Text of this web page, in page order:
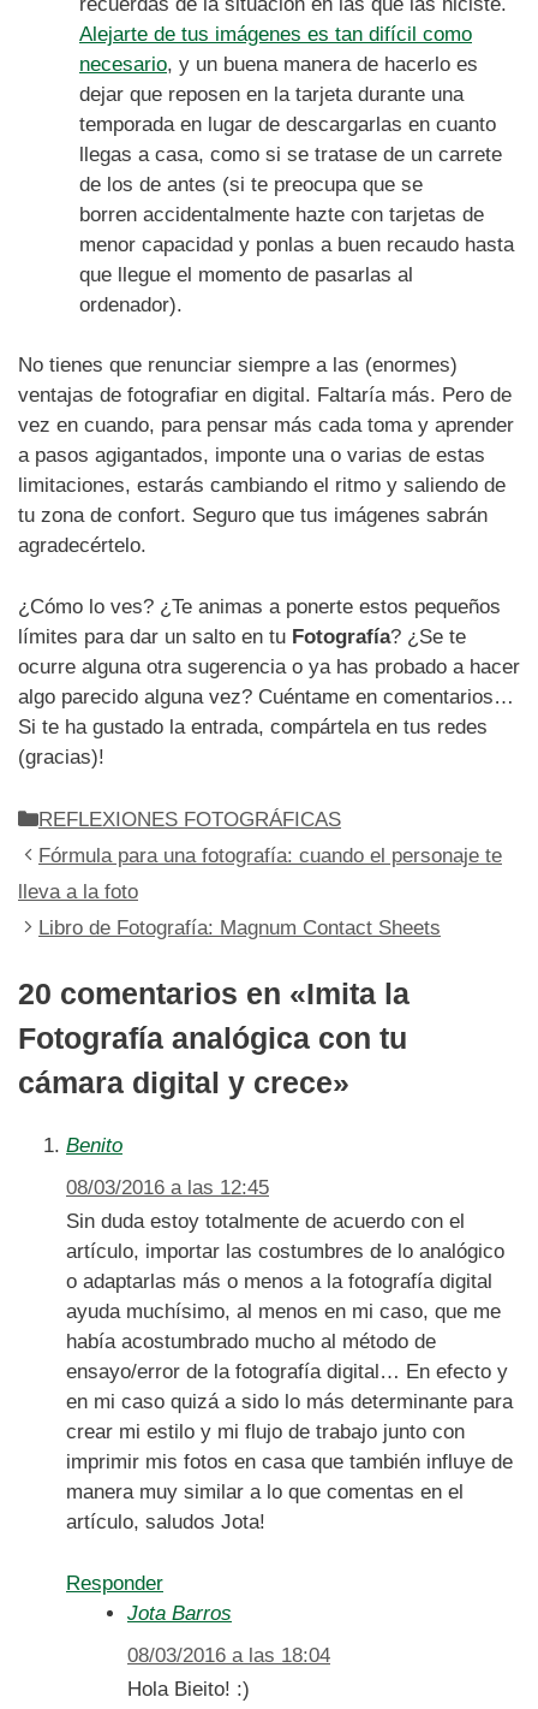
Alejarte de tus imágenes es tan difícil como
necesario, y un buena manera de hacerlo es
dejar que reposen en la tarjeta durante una
temporada en lugar de descargarlas en cuanto
llegas a casa, como si se tratase de un carrete
de los de antes (si te preocupa que se
borren accidentalmente hazte con tarjetas de
menor capacidad y ponlas a buen recaudo hasta
que llegue el momento de pasarlas al
ordenador).
No tienes que renunciar siempre a las (enormes)
ventajas de fotografiar en digital. Faltaría más. Pero de
vez en cuando, para pensar más cada toma y aprender
a pasos agigantados, imponte una o varias de estas
limitaciones, estarás cambiando el ritmo y saliendo de
tu zona de confort. Seguro que tus imágenes sabrán
agradecértelo.
¿Cómo lo ves? ¿Te animas a ponerte estos pequeños
límites para dar un salto en tu Fotografía? ¿Se te
ocurre alguna otra sugerencia o ya has probado a hacer
algo parecido alguna vez? Cuéntame en comentarios…
Si te ha gustado la entrada, compártela en tus redes
(gracias)!
Categorías
REFLEXIONES FOTOGRÁFICAS
Fórmula para una fotografía: cuando el personaje te
lleva a la foto
Libro de Fotografía: Magnum Contact Sheets
20 comentarios en «Imita la
Fotografía analógica con tu
cámara digital y crece»
Benito
08/03/2016 a las 12:45
Sin duda estoy totalmente de acuerdo con el
artículo, importar las costumbres de lo analógico
o adaptarlas más o menos a la fotografía digital
ayuda muchísimo, al menos en mi caso, que me
había acostumbrado mucho al método de
ensayo/error de la fotografía digital… En efecto y
en mi caso quizá a sido lo más determinante para
crear mi estilo y mi flujo de trabajo junto con
imprimir mis fotos en casa que también influye de
manera muy similar a lo que comentas en el
artículo, saludos Jota!
Responder
Jota Barros
08/03/2016 a las 18:04
Hola Bieito! :)